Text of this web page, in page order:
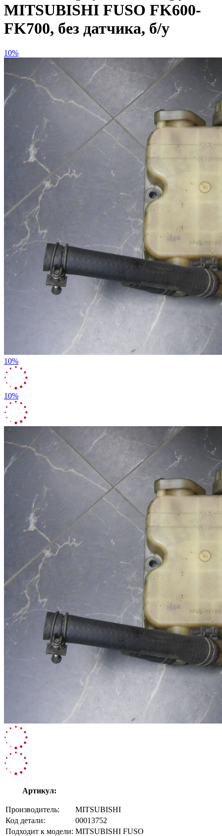
MITSUBISHI FUSO FK600-
FK700, без датчика, б/у
10%
10%
10%
Артикул:
Производитель:
MITSUBISHI
Код детали:
00013752
Подходит к модели: MITSUBISHI FUSO